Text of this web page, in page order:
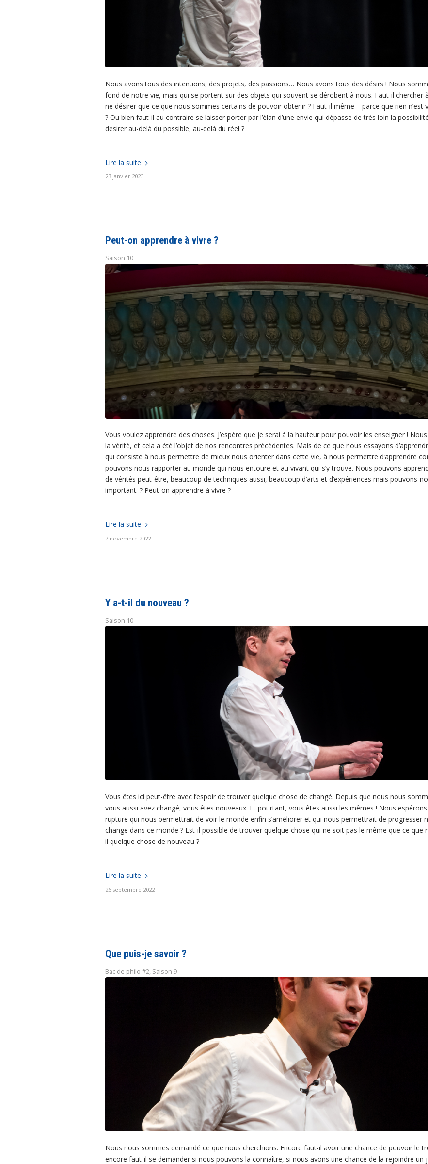
Nous avons tous des intentions, des projets, des passions… Nous avons tous des désirs ! Nous
fond de notre vie, mais qui se portent sur des objets qui souvent se dérobent à nous. Faut-il chercher
ne désirer que ce que nous sommes certains de pouvoir obtenir ? Faut-il même – parce que rien n’est
? Ou bien faut-il au contraire se laisser porter par l’élan d’une envie qui dépasse de très loin la
désirer au-delà du possible, au-delà du réel ?
Lire la suite
23 janvier 2023
Peut-on apprendre à vivre ?
Saison 10
Vous voulez apprendre des choses. J’espère que je serai à la hauteur pour pouvoir les enseigner !
la vérité, et cela a été l’objet de nos rencontres précédentes. Mais de ce que nous essayons
qui consiste à nous permettre de mieux nous orienter dans cette vie, à nous permettre d’apprendre
pouvons nous rapporter au monde qui nous entoure et au vivant qui s’y trouve. Nous pouvons
de vérités peut-être, beaucoup de techniques aussi, beaucoup d’arts et d’expériences mais pouvons-
important. ? Peut-on apprendre à vivre ?
Lire la suite
7 novembre 2022
Y a-t-il du nouveau ?
Saison 10
Vous êtes ici peut-être avec l’espoir de trouver quelque chose de changé. Depuis que nous nous
vous aussi avez changé, vous êtes nouveaux. Et pourtant, vous êtes aussi les mêmes ! Nous
rupture qui nous permettrait de voir le monde enfin s’améliorer et qui nous permettrait de progresser
change dans ce monde ? Est-il possible de trouver quelque chose qui ne soit pas le même que ce que
il quelque chose de nouveau ?
Lire la suite
26 septembre 2022
Que puis-je savoir ?
Bac de philo #2, Saison 9
Nous nous sommes demandé ce que nous cherchions. Encore faut-il avoir une chance de pouvoir le
encore faut-il se demander si nous pouvons la connaître, si nous avons une chance de la rejoindre